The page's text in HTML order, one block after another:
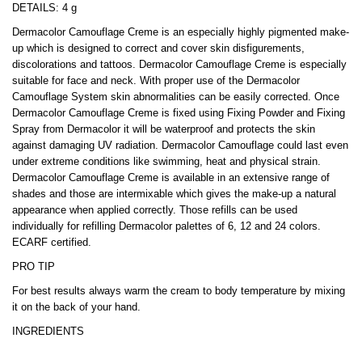
DETAILS: 4 g
Dermacolor Camouflage Creme is an especially highly pigmented make-
up which is designed to correct and cover skin disfigurements,
discolorations and tattoos. Dermacolor Camouflage Creme is especially
suitable for face and neck. With proper use of the Dermacolor
Camouflage System skin abnormalities can be easily corrected. Once
Dermacolor Camouflage Creme is fixed using Fixing Powder and Fixing
Spray from Dermacolor it will be waterproof and protects the skin
against damaging UV radiation. Dermacolor Camouflage could last even
under extreme conditions like swimming, heat and physical strain.
Dermacolor Camouflage Creme is available in an extensive range of
shades and those are intermixable which gives the make-up a natural
appearance when applied correctly. Those refills can be used
individually for refilling Dermacolor palettes of 6, 12 and 24 colors.
ECARF certified.
PRO TIP
For best results always warm the cream to body temperature by mixing
it on the back of your hand.
INGREDIENTS